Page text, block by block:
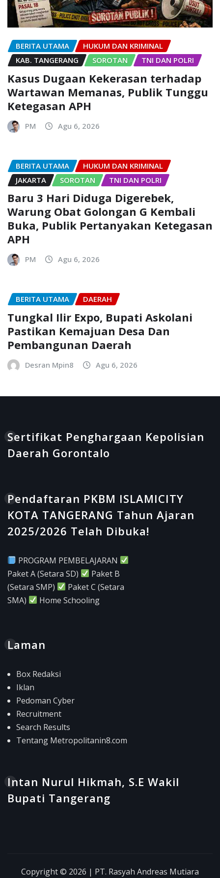
BERITA UTAMA
HUKUM DAN KRIMINAL
KAB. TANGERANG
SOROTAN TNI DAN POLRI
Kasus Dugaan Kekerasan terhadap
Wartawan Memanas, Publik Tunggu
Ketegasan APH
PM Agu 6, 2026
BERITA UTAMA
HUKUM DAN KRIMINAL
JAKARTA
SOROTAN TNI DAN POLRI
Baru 3 Hari Diduga Digerebek,
Warung Obat Golongan G Kembali
Buka, Publik Pertanyakan Ketegasan
APH
PM Agu 6, 2026
BERITA UTAMA DAERAH
Tungkal Ilir Expo, Bupati Askolani
Pastikan Kemajuan Desa Dan
Pembangunan Daerah
Desran Mpin8 Agu 6, 2026
Sertifikat Penghargaan Kepolisian
Daerah Gorontalo
Pendaftaran PKBM ISLAMICITY
KOTA TANGERANG Tahun Ajaran
2025/2026 Telah Dibuka!
PROGRAM PEMBELAJARAN
Paket A (Setara SD)
Paket B
(Setara SMP)
Paket C (Setara
SMA)
Home Schooling
Laman
Box Redaksi
Iklan
Pedoman Cyber
Recruitment
Search Results
Tentang Metropolitanin8.com
Intan Nurul Hikmah, S.E Wakil
Bupati Tangerang
Copyright © 2026 | PT. Rasyah Andreas Mutiara